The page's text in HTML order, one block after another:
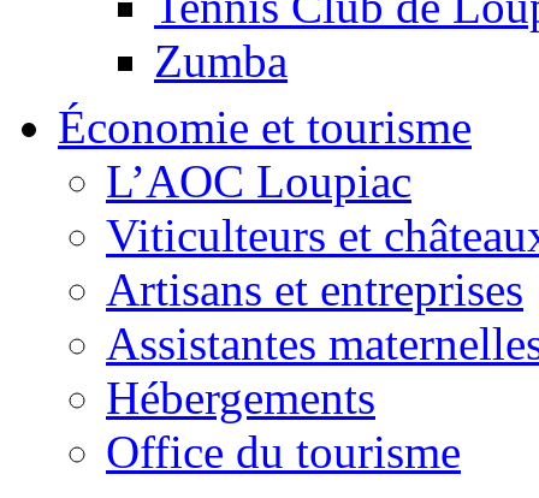
Zumba
Économie et tourisme
L’AOC Loupiac
Viticulteurs et
Artisans et entreprises
Assistantes
Hébergements
Office du tourisme